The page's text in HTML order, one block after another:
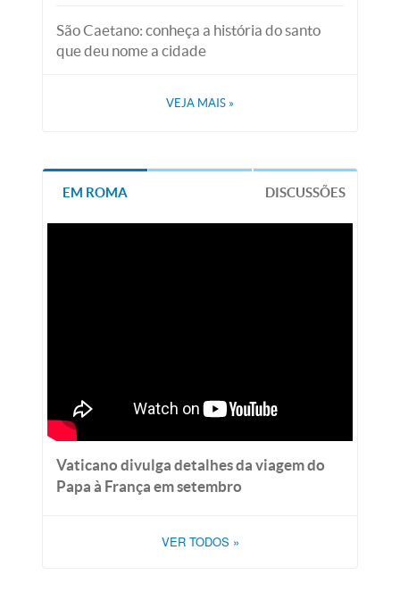
São Caetano: conheça a história do santo
que deu nome a cidade
VEJA MAIS »
EM ROMA DISCUSSÕES
Vaticano divulga detalhes da viagem do
Papa à França em setembro
VER TODOS »